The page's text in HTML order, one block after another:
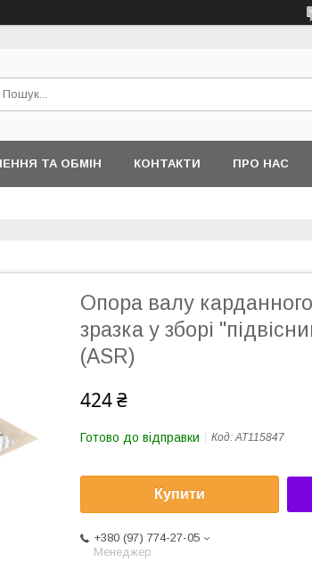
ТА ОБМІН КОНТАКТИ ПРО НАС
Опора валу
зразка у зборі
(ASR)
424 ₴
Готово до відправки Код:AT115847
Купити
+380 (97) 774-27-05
Менеджер